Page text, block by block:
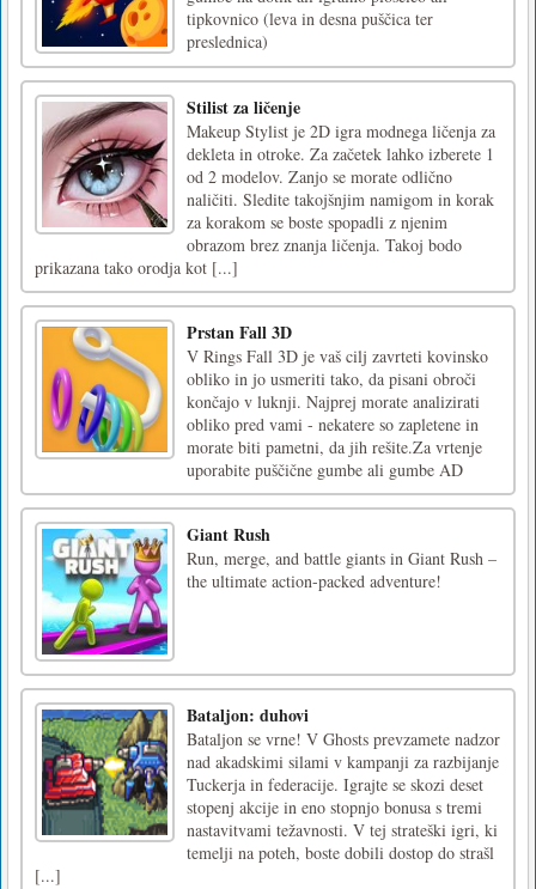
tipkovnico (leva in desna puščica ter
preslednica)
Stilist za ličenje
Makeup Stylist je 2D igra modnega ličenja za
dekleta in otroke. Za začetek lahko izberete 1
od 2 modelov. Zanjo se morate odlično
naličiti. Sledite takojšnjim namigom in korak
za korakom se boste spopadli z njenim
obrazom brez znanja ličenja. Takoj bodo
prikazana tako orodja kot [...]
Prstan Fall 3D
V Rings Fall 3D je vaš cilj zavrteti kovinsko
obliko in jo usmeriti tako, da pisani obroči
končajo v luknji. Najprej morate analizirati
obliko pred vami - nekatere so zapletene in
morate biti pametni, da jih rešite.Za vrtenje
uporabite puščične gumbe ali gumbe AD
Giant Rush
Run, merge, and battle giants in Giant Rush –
the ultimate action-packed adventure!
Bataljon: duhovi
Bataljon se vrne! V Ghosts prevzamete nadzor
nad akadskimi silami v kampanji za razbijanje
Tuckerja in federacije. Igrajte se skozi deset
stopenj akcije in eno stopnjo bonusa s tremi
nastavitvami težavnosti. V tej strateški igri, ki
temelji na poteh, boste dobili dostop do strašl
[...]